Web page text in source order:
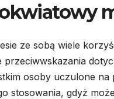
ze sobą wiele
osoby uczulone na
stosowania, gdyż może